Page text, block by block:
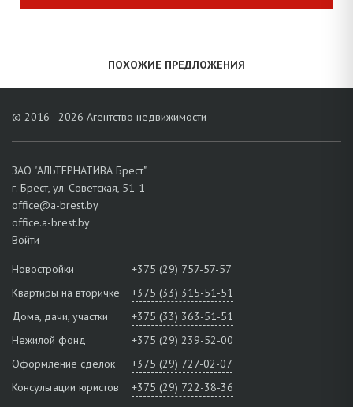
ПОХОЖИЕ ПРЕДЛОЖЕНИЯ
© 2016 - 2026 Агентство недвижимости
ЗАО "АЛЬТЕРНАТИВА Брест"
г. Брест, ул. Советская, 51-1
office@a-brest.by
office.a-brest.by
Войти
Новостройки
+375 (29) 757-57-57
Квартиры на вторичке
+375 (33) 315-51-51
Дома, дачи, участки
+375 (33) 363-51-51
Нежилой фонд
+375 (29) 239-52-00
Оформление сделок
+375 (29) 727-02-07
Консультации юристов
+375 (29) 722-38-36